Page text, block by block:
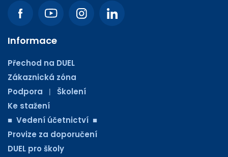
Informace
Přechod na DUEL
Zákaznická zóna
Podpora
| Školení
Ke stažení
■ Vedení účetnictví ■
Provize za doporučení
DUEL pro školy